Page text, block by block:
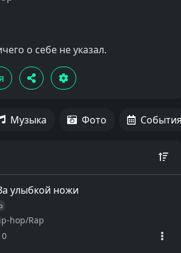
о себе не указал.
Музыка Фото
улыбкой ножи
hop/Rap
0